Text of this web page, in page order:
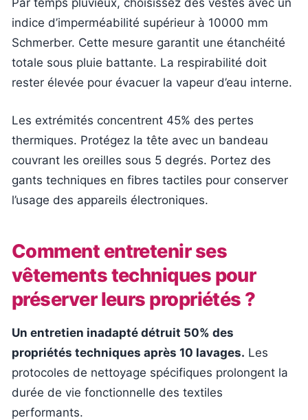
Par temps pluvieux, choisissez des vestes avec un
indice d’imperméabilité supérieur à 10000 mm
Schmerber. Cette mesure garantit une étanchéité
totale sous pluie battante. La respirabilité doit
rester élevée pour évacuer la vapeur d’eau interne.
Les extrémités concentrent 45% des pertes
thermiques. Protégez la tête avec un bandeau
couvrant les oreilles sous 5 degrés. Portez des
gants techniques en fibres tactiles pour conserver
l’usage des appareils électroniques.
Comment entretenir ses
vêtements techniques pour
préserver leurs propriétés ?
Un entretien inadapté détruit 50% des
propriétés techniques après 10 lavages. Les
protocoles de nettoyage spécifiques prolongent la
durée de vie fonctionnelle des textiles
performants.